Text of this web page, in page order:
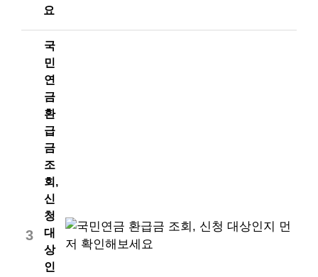
요
3
국
민
연
금
환
급
금
조
회,
신
청
대
상
인